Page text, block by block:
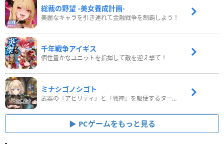
総裁の野望 -美女養成計画-
美麗なキャラを引き連れて金融戦争を制覇しよう！
千年戦争アイギス
個性豊かなユニットを指揮して敵を迎え撃て！
ミナシゴノシゴト
武器の『アビリティ』と『戦神』を駆使するターン制コマンドバトルRPG！
PCゲームをもっと見る